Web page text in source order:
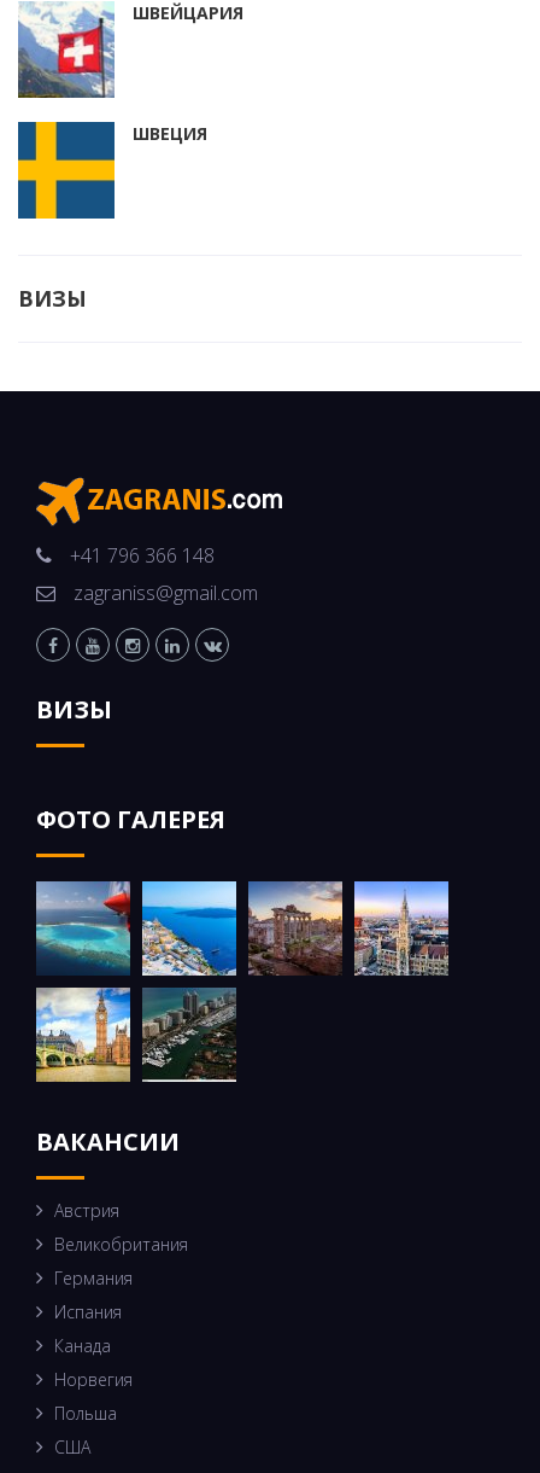
ШВЕЙЦАРИЯ
ШВЕЦИЯ
ВИЗЫ
+41 796 366 148
zagraniss@gmail.com
ВИЗЫ
ФОТО ГАЛЕРЕЯ
ВАКАНСИИ
Австрия
Великобритания
Германия
Испания
Канада
Норвегия
Польша
США